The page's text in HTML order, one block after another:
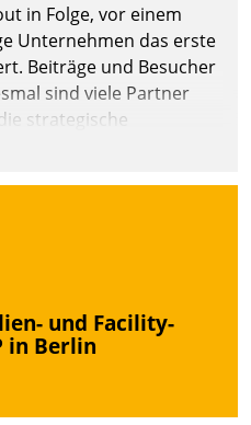
in Folge, vor einem
Unternehmen das erste
Beiträge und Besucher
sind viele Partner
strategische
und Facility-
in Berlin